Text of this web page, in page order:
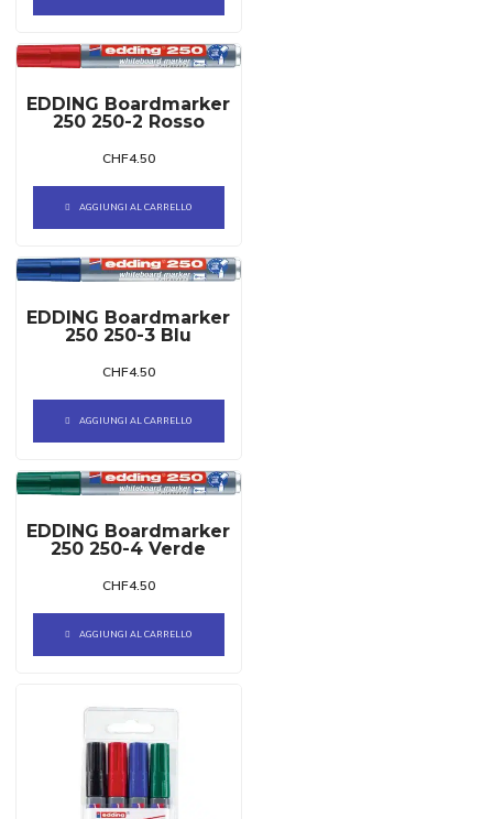
EDDING Boardmarker
250 250-2 Rosso
CHF4.50
AGGIUNGI AL CARRELLO
EDDING Boardmarker
250 250-3 Blu
CHF4.50
AGGIUNGI AL CARRELLO
EDDING Boardmarker
250 250-4 Verde
CHF4.50
AGGIUNGI AL CARRELLO